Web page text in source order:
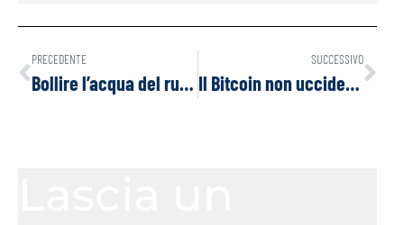
PRECEDENTE
Bollire l’acqua del rubinetto rimuove fino al 90% delle microplastiche
SUCCESSIVO
Il Bitcoin non ucciderà il dollaro USA, sarà il governo Americano a farlo